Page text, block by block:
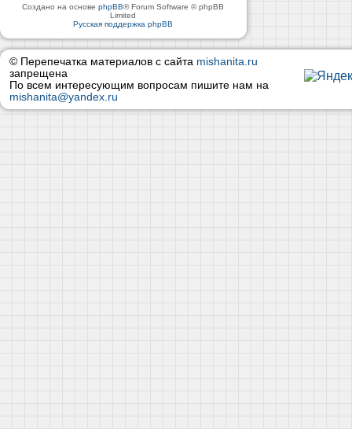
Создано на основеphpBB® Forum Software © phpBB
Limited
Русская поддержка phpBB
© Перепечатка материалов с сайта mishanita.ru
запрещена
По всем интересующим вопросам пишите нам на
mishanita@yandex.ru